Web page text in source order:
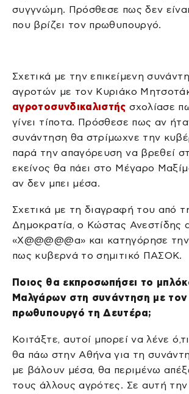
συγγνώμη. Πρόσθεσε πως δεν
που βρίζει τον πρωθυπουργό.
Σχετικά με την επικείμενη
αγροτών με τον Κυριάκο
αγροτοσυνδικαλιστής σχολίασε
γίνει τίποτα. Πρόσθεσε πως αν
συνάντηση θα στρίμωχνε την
παρά την απαγόρευση να βρεθεί
εκείνος θα πάει στο Μέγαρο
αν δεν μπει μέσα.
Σχετικά με τη διαγραφή του από
Δημοκρατία, ο Κώστας Ανεστίδης
«Χ@@@@@α» και κατηγόρησε
πως κυβερνά το σημιτικό ΠΑΣΟΚ.
Ποιος θα εκπροσωπήσει το
Μαλγάρων στη συνάντηση με τον
πρωθυπουργό τη Δευτέρα;
Κοιτάξτε, αυτοί μπορεί να λένε
θα πάω στην Αθήνα για τη
με βάλουν μέσα, θα περιμένω
τους άλλους αγρότες. Σε αυτή την